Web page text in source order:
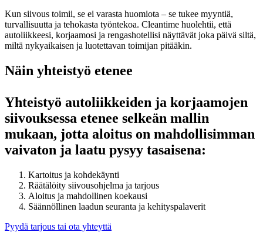
Kun siivous toimii, se ei varasta huomiota – se tukee myyntiä,
turvallisuutta ja tehokasta työntekoa. Cleantime huolehtii, että
autoliikkeesi, korjaamosi ja rengashotellisi näyttävät joka päivä siltä,
miltä nykyaikaisen ja luotettavan toimijan pitääkin.
Näin yhteistyö etenee
Yhteistyö autoliikkeiden ja korjaamojen
siivouksessa etenee selkeän mallin
mukaan, jotta aloitus on mahdollisimman
vaivaton ja laatu pysyy tasaisena:
Kartoitus ja kohdekäynti
Räätälöity siivousohjelma ja tarjous
Aloitus ja mahdollinen koekausi
Säännöllinen laadun seuranta ja kehityspalaverit
Pyydä tarjous tai ota yhteyttä